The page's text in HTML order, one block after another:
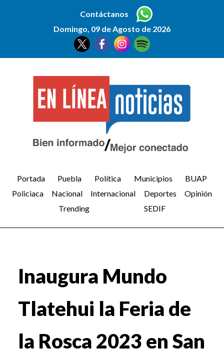
Contáctanos
Domingo, 09 de Agosto de 2026
Portada Puebla Política Municipios
BUAP
Policiaca
Nacional Internacional Deportes
Opinión
Trending
SEDIF
Inaugura Mundo
Tlatehui la Feria de
la Rosca 2023 en San